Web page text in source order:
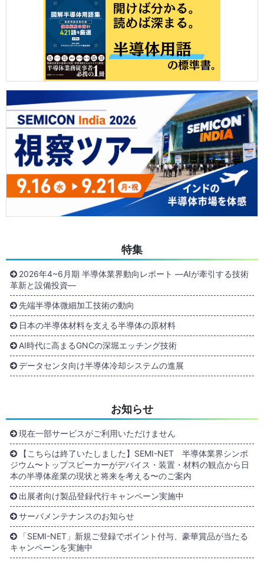
特集
2026年4~6月期 半導体業界動向レポート ―AIが牽引する技術
革新と設備投資―
先端半導体微細加工技術の動向
日本の半導体材料を支える半導体の原材料
AI時代に高まるGNCの深堀エッチング技術
データセンタ向け半導体冷却システムの進展
お知らせ
現在一部サービスがご利用いただけません
【こちらは終了いたしました】SEMI-NET 半導体業界シンポ
ジウム〜トップスピーカーがデバイス・装置・材料の観点から日
本の半導体産業の現状と将来を考える〜のご案内
出展者向け製品登録代行キャンペーン実施中
サーバメンテナンスのお知らせ
「SEMI-NET」新規ご登録でポイント付与、豪華賞品が当たる
キャンペーンを実施中